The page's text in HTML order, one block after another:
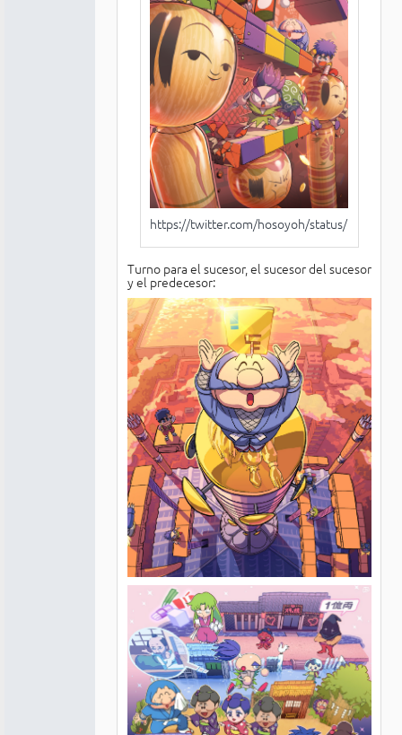
https://twitter.com/hosoyoh/status/
Turno para el sucesor, el sucesor del sucesor
y el predecesor: